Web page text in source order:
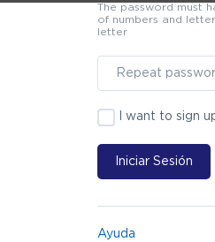
The password must
of numbers and
letter
I want to sign
Iniciar Sesión
Ayuda